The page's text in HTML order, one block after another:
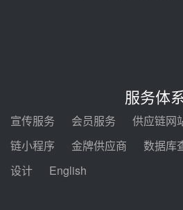
2026-2029
中能建华
100MW光
服务体
宣传服务 会员服务 供应链网
链小程序
金牌供应商 数据库
设计
English